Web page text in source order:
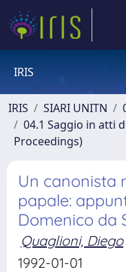
IRIS
IRIS SIARI UNITN
04.1 Saggio in atti
Proceedings)
Un canonista
papale:
Domenico da
Quaglioni, Diego
1992-01-01